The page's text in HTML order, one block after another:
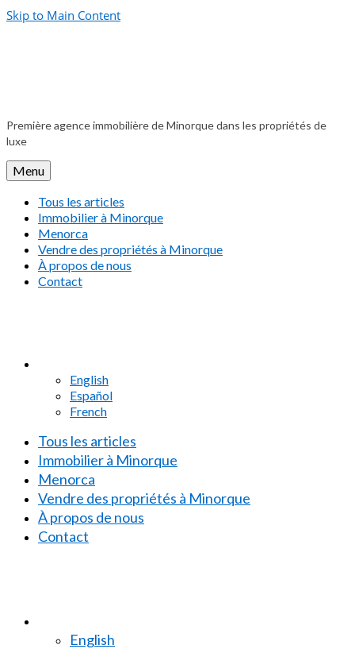
Skip to Main Content
Première agence immobilière de Minorque dans les propriétés de
luxe
Menu
Tous les articles
Immobilier à Minorque
Menorca
Vendre des propriétés à Minorque
À propos de nous
Contact
English
Español
French
Tous les articles
Immobilier à Minorque
Menorca
Vendre des propriétés à Minorque
À propos de nous
Contact
English